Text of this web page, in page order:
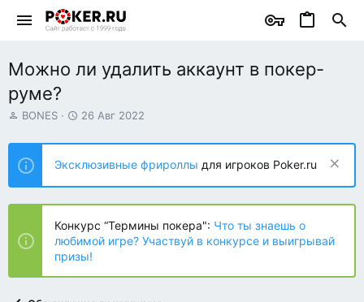
Можно ли удалить аккаунт в покер-
руме?
А
т
о
р
т
е
ы
BONES
Д
т
н
а
ч
л
а
26 Авг 2022
Эксклюзивные фрироллы для игроков Poker.ru
Конкурс “Термины покера": Что ты знаешь о
любимой игре? Участвуй в конкурсе и выигрывай
призы!